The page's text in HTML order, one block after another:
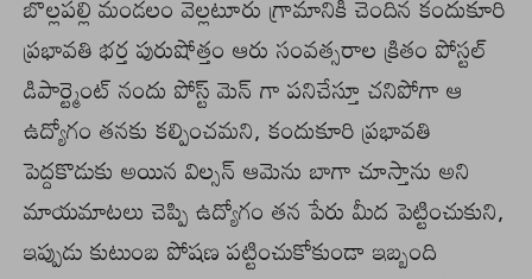
ప్రభావతి భర్త పురుషోత్తం ఆరు సంవత్సరాల క్రితం పోస్టల్
డిపార్ట్మెంట్ నందు పోస్ట్ మెన్ గా పనిచేస్తూ చనిపోగా ఆ
ఉద్యోగం తనకు కల్పించమని, కందుకూరి ప్రభావతి
పెద్దకొడుకు అయిన విల్సన్ ఆమెను బాగా చూస్తాను అని
మాయమాటలు చెప్పి ఉద్యోగం తన పేరు మీద పెట్టించుకుని,
ఇప్పుడు కుటుంబ పోషణ పట్టించుకోకుండా ఇబ్బంది